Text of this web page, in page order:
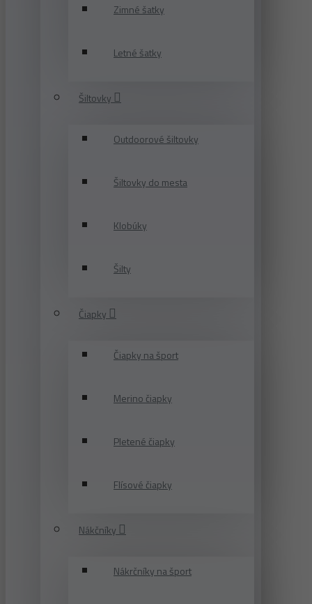
Zimné šatky
Letné šatky
Šiltovky
Outdoorové šiltovky
Šiltovky do mesta
Klobúky
Šilty
Čiapky
Čiapky na šport
Merino čiapky
Pletené čiapky
Flísové čiapky
Nákčníky
Nákrčníky na šport